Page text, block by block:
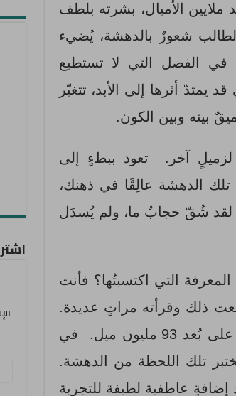
ملايين الأميال، بشرته بلطف
شعورٌ بالدهشة، يُضيء
في الفصل التي لا تستطيع
أثرها إلى الأبد، تتغيّر
بينه وبين الكون.
لزميلٍ آخر. تعود ببطءٍ إلى
الدهشة عالِقًا في ذهنك،
لقد شُقّ حجابٌ ما، ولم يُسدَل
التي اكتسبتُها؟ فأنت
ذلك وقرأته مراتٍ عديدة.
وتعلم أنّ الأرض كوكبٌ يدور حول الشمس على بُعد 93 مليون ميل. في
تلك اللحظة من الدهشة.
عاطفية لطيفة للتجربة